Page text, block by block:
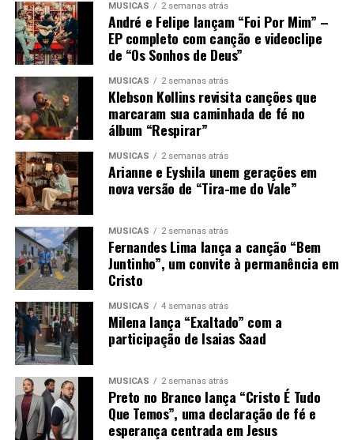
MÚSICAS 2 semanas atrás
André e Felipe lançam “Foi Por Mim” –
EP completo com canção e videoclipe
de “Os Sonhos de Deus”
MÚSICAS 2 semanas atrás
Klebson Kollins revisita canções que
marcaram sua caminhada de fé no
álbum “Respirar”
MÚSICAS 2 semanas atrás
Arianne e Eyshila unem gerações em
nova versão de “Tira-me do Vale”
MÚSICAS 2 semanas atrás
Fernandes Lima lança a canção “Bem
Juntinho”, um convite à permanência em
Cristo
MÚSICAS 4 semanas atrás
Milena lança “Exaltado” com a
participação de Isaias Saad
MÚSICAS 2 semanas atrás
Preto no Branco lança “Cristo É Tudo
Que Temos”, uma declaração de fé e
esperança centrada em Jesus